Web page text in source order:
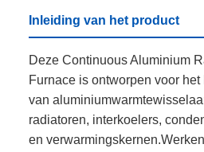
Inleiding van het product
Deze Continuous Aluminium
Furnace is ontworpen voor
van
radiatoren, interkoelers,
en